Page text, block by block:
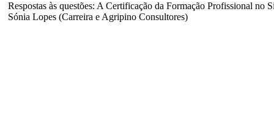
Respostas às questões: A Certificação da Formação Profissional no
Sónia Lopes (Carreira e Agripino Consultores)